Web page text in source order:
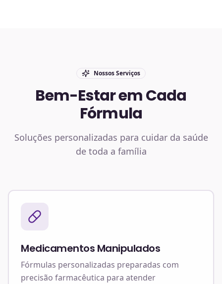
Nossos Serviços
Bem-Estar em Cada
Fórmula
Soluções personalizadas para cuidar da saúde
de toda a família
Medicamentos Manipulados
Fórmulas personalizadas preparadas com
precisão farmacêutica para atender